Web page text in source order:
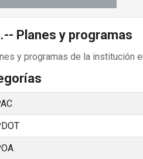
Planes y programas
y programas de la institución